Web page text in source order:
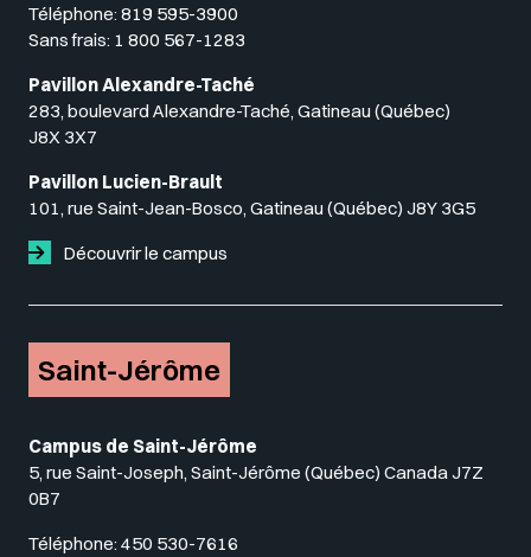
Téléphone: 819 595-3900
Sans frais: 1 800 567-1283
Pavillon Alexandre-Taché
283, boulevard Alexandre-Taché, Gatineau (Québec)
J8X 3X7
Pavillon Lucien-Brault
101, rue Saint-Jean-Bosco, Gatineau (Québec) J8Y 3G5
Découvrir le campus
Saint-Jérôme
Campus de Saint-Jérôme
5, rue Saint-Joseph, Saint-Jérôme (Québec) Canada J7Z
0B7
Téléphone: 450 530-7616